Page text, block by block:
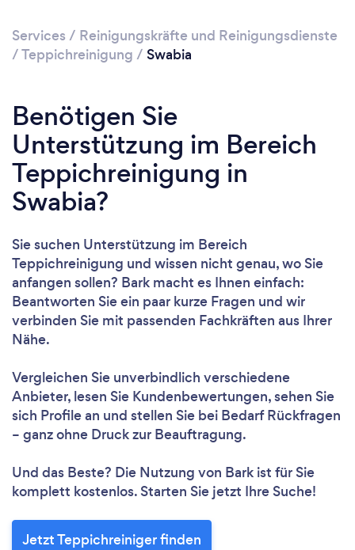
Services / Reinigungskräfte und Reinigungsdienste
/Teppichreinigung / Swabia
Benötigen Sie
Unterstützung im Bereich
Teppichreinigung in
Swabia?
Sie suchen Unterstützung im Bereich
Teppichreinigung und wissen nicht genau, wo Sie
anfangen sollen? Bark macht es Ihnen einfach:
Beantworten Sie ein paar kurze Fragen und wir
verbinden Sie mit passenden Fachkräften aus Ihrer
Nähe.
Vergleichen Sie unverbindlich verschiedene
Anbieter, lesen Sie Kundenbewertungen, sehen Sie
sich Profile an und stellen Sie bei Bedarf Rückfragen
– ganz ohne Druck zur Beauftragung.
Und das Beste? Die Nutzung von Bark ist für Sie
komplett kostenlos. Starten Sie jetzt Ihre Suche!
Jetzt Teppichreiniger finden